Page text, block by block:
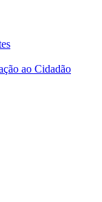
ao Cidadão